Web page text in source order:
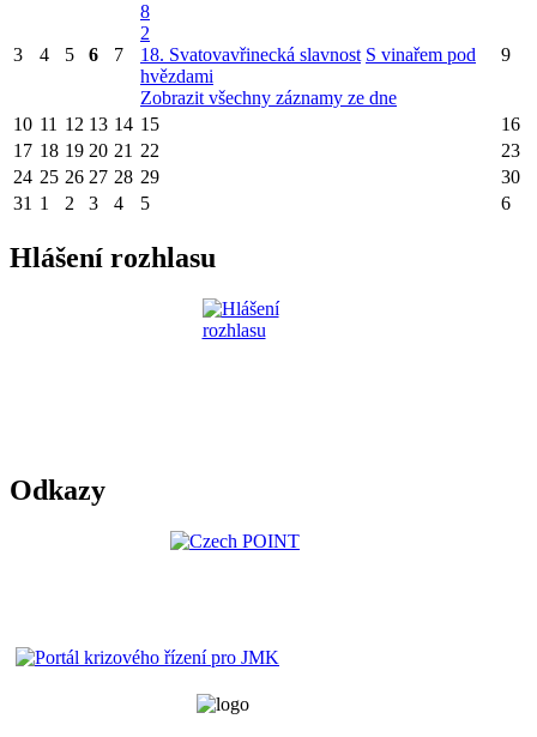
3 4 5 6 7
8
2
18. Svatovavřinecká slavnost S vinařem pod
hvězdami
Zobrazit všechny záznamy ze dne
9
10 11 12 13 14 15
16
17 18 19 20 21 22
23
24 25 26 27 28 29
30
31 1 2 3 4 5 6
Hlášení rozhlasu
Odkazy